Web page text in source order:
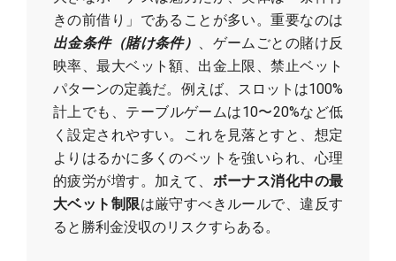
きの前借り」であることが多い。重要なのは
出金条件（賭け条件） 、ゲームごとの賭け反
映率、最大ベット額、出金上限、禁止ベット
パターンの定義だ。例えば、スロットは100%
計上でも、テーブルゲームは10〜20%など低
く設定されやすい。これを見落とすと、想定
よりはるかに多くのベットを強いられ、心理
的疲労が増す。加えて、 ボーナス消化中の最
大ベット制限は厳守すべきルールで、違反す
ると勝利金没収のリスクすらある。